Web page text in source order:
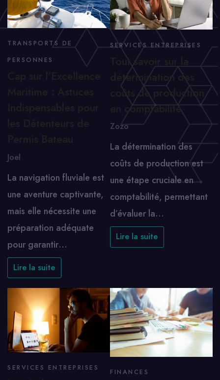
TRANSPORTS DE
PERSONNES
Joel
La navigation fluviale est
une aventure captivante,
mais elle nécessite une
préparation adéquate
pour garantir…
Lire la suite
SERVICES ENTREPRISES
Tout savoir sur la
détermination des
coûts de production
en comptabilité
Zozo
La détermination des
coûts de production est
une étape cruciale en
comptabilité, permettant
d’évaluer la…
Lire la suite
SERVICES ENTREPRISES
FINANCES